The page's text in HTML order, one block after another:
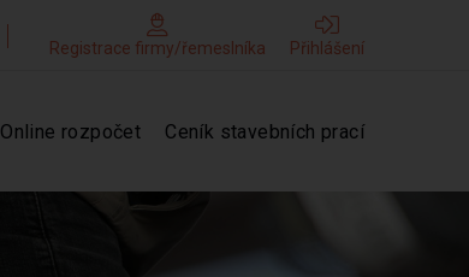
Registrace firmy/řemeslníka Přihlášení
Online rozpočet Ceník stavebních prací